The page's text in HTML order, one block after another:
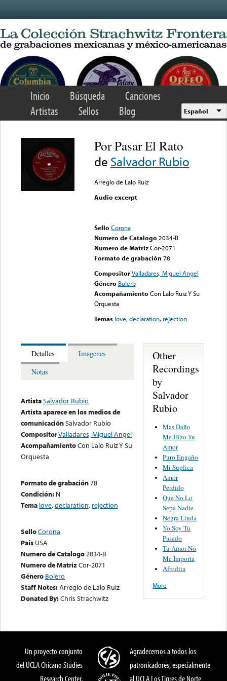
Inicio Búsqueda
Canciones
Artistas
Sellos Blog Español
Por Pasar El Rato
de Salvador Rubio
Arreglo de Lalo Ruiz
Audio excerpt
Sello Corona
Numero de Catalogo 2034-B
Numero de Matriz Cor-2071
Formato de grabación 78
Compositor Valladares, Miguel Angel
Género Bolero
Acompañamiento Con Lalo Ruiz Y Su
Orquesta
Temas love,declaration, rejection
Detalles
Imagenes
Notas
ArtistaSalvador Rubio
Artista aparece en los medios de
comunicaciónSalvador Rubio
CompositorValladares, Miguel Angel
AcompañamientoCon Lalo Ruiz Y Su
Orquesta
Formato de grabación78
Condición: N
Tema love,declaration, rejection
SelloCorona
País USA
Numero de Catalogo2034-B
Numero de MatrizCor-2071
Género Bolero
Staff Notes:Arreglo de Lalo Ruiz
Donated By:Chris Strachwitz
Other
Recordings
by
Salvador
Rubio
Mas Daño
Me Hizo Tu
Amor
Puro Engaño
Mi Suplica
Amor
Perdido
Que No Lo
Sepa Nadie
Negra Linda
Yo Soy Tu
Pasado
Tu Amor No
Me Importa
Afrodita
More
Un proyecto conjunto
del UCLA Chicano Studies
Research Center,
Agradecemos a todos los
patronicadores, especialmente
al UCLA Los Tigres de Norte